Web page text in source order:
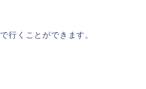
で行くことができます。